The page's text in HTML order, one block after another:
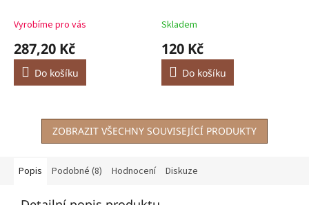
Vyrobíme pro vás
287,20 Kč
Do košíku
fotografií
Skladem
120 Kč
Do košíku
ZOBRAZIT VŠECHNY SOUVISEJÍCÍ PRODUKTY
Popis Podobné (8) Hodnocení Diskuze